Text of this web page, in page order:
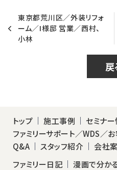
東京都荒川区／外装リフォ
ーム／I様邸 営業／西村、
小林
戻
トップ 施工事例 セミナ
ファミリーサポート／WDS／
Q&A
スタッフ紹介 会社
ファミリー日記
漫画で分か